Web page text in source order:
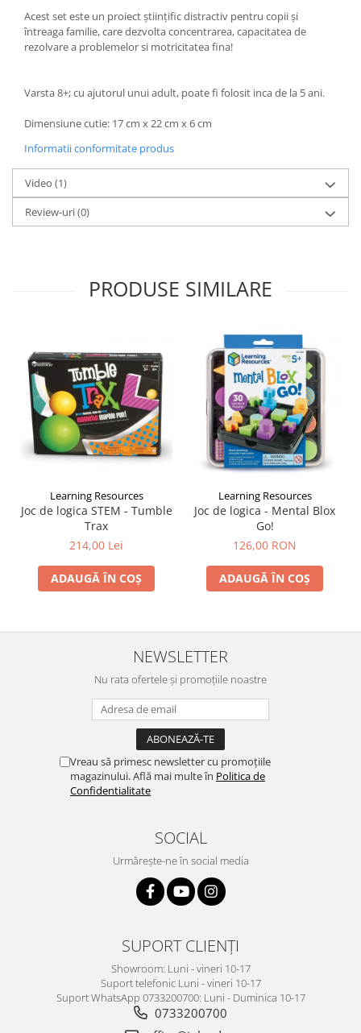
Acest set este un proiect științific distractiv pentru copii și
întreaga familie, care dezvolta concentrarea, capacitatea de
rezolvare a problemelor si motricitatea fina!
Varsta 8+; cu ajutorul unui adult, poate fi folosit inca de la 5 ani.
Dimensiune cutie: 17 cm x 22 cm x 6 cm
Informatii conformitate produs
Video (1)
Review-uri(0)
PRODUSE SIMILARE
Learning Resources
Joc de logica STEM - Tumble
Trax
214,00 Lei
ADAUGĂ ÎN COȘ
Learning Resources
Joc de logica - Mental Blox
Go!
126,00 RON
ADAUGĂ ÎN COȘ
NEWSLETTER
Nu rata ofertele și promoțiile noastre
Vreau să primesc newsletter cu promoțiile
magazinului. Află mai multe în Politica de
Confidentialitate
SOCIAL
Urmărește-ne în social media
SUPORT CLIENȚI
Showroom: Luni - vineri 10-17
Suport telefonic Luni - vineri 10-17
Suport WhatsApp 0733200700: Luni - Duminica 10-17
0733200700